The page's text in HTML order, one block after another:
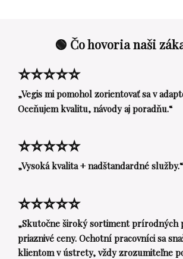
🟢 Čo hovoria naši
⭐⭐⭐⭐⭐
„Vegis mi pomohol zorientovať sa v
Oceňujem kvalitu, návody aj poradňu.“
⭐⭐⭐⭐⭐
„Vysoká kvalita + nadštandardné služby.“
⭐⭐⭐⭐⭐
„Skutočne široký sortiment prírodných
priaznivé ceny. Ochotní pracovníci sa
klientom v ústrety, vždy zrozumiteľne